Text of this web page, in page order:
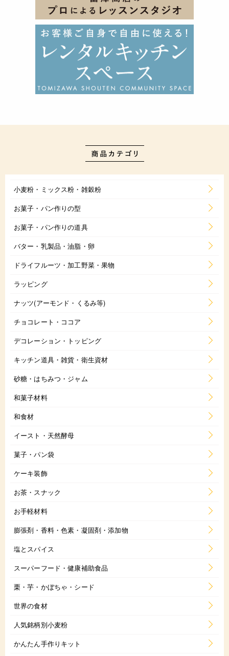
小麦粉・ミックス粉・雑穀粉
お菓子・パン作りの型
お菓子・パン作りの道具
バター・乳製品・油脂・卵
ドライフルーツ・加工野菜・果物
ラッピング
ナッツ(アーモンド・くるみ等)
チョコレート・ココア
デコレーション・トッピング
キッチン道具・雑貨・衛生資材
砂糖・はちみつ・ジャム
和菓子材料
和食材
イースト・天然酵母
菓子・パン袋
ケーキ装飾
お茶・スナック
お手軽材料
膨張剤・香料・色素・凝固剤・添加物
塩とスパイス
スーパーフード・健康補助食品
栗・芋・かぼちゃ・シード
世界の食材
人気銘柄別小麦粉
かんたん手作りキット